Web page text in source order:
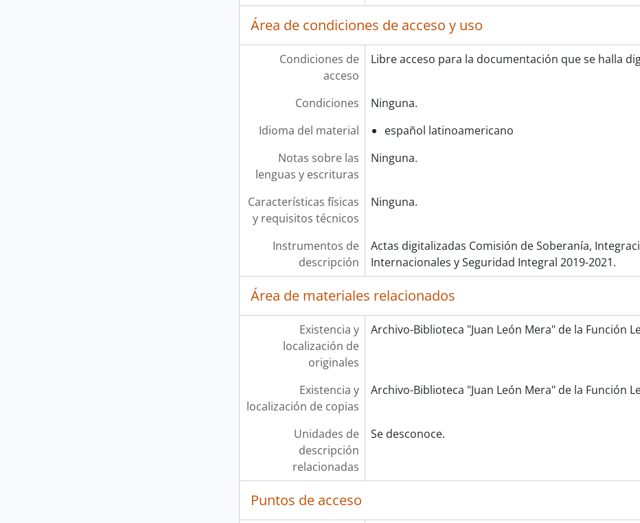
Área de condiciones de acceso y uso
Condiciones de
acceso
Libre acceso para la documentación que se halla
Condiciones
Ninguna.
Idioma del material
español latinoamericano
Notas sobre las
lenguas y escrituras
Ninguna.
Características físicas
y requisitos técnicos
Ninguna.
Instrumentos de
descripción
Actas digitalizadas Comisión de Soberanía,
Internacionales y Seguridad Integral 2019-2021.
Área de materiales relacionados
Existencia y
localización de
originales
Archivo-Biblioteca "Juan León Mera" de la Función
Existencia y
localización de copias
Archivo-Biblioteca "Juan León Mera" de la Función
Unidades de
descripción
relacionadas
Se desconoce.
Puntos de acceso